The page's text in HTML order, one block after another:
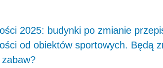
2025: budynki po zmianie
od obiektów sportowych. Będą